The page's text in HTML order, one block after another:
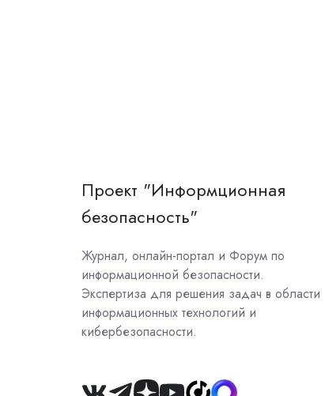
Проект "Информционная
безопасность"
Журнал, онлайн-портал и Форум по
информационной безопасности.
Экспертиза для решения задач в области
информационных технологий и
кибербезопасности.